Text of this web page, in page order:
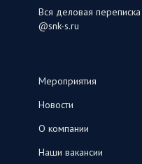
Вся деловая
@snk-s.ru
Мероприятия
Новости
О компании
Наши вакансии